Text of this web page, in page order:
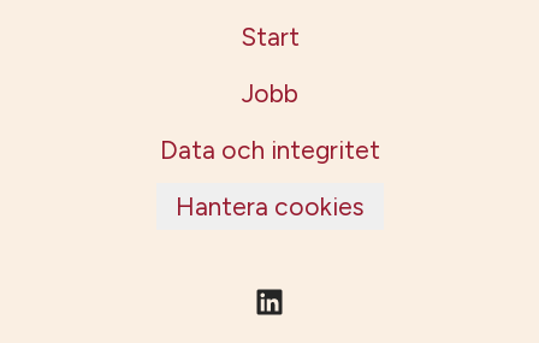
Start
Jobb
Data och integritet
Hantera cookies